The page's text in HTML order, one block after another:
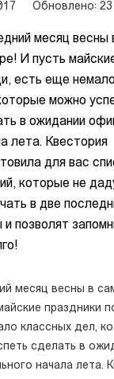
Обновлено: 23
месяц весны
И пусть
есть еще
можно
в ожидании
лета. Квестория
для вас
которые не
в две
и позволят
месяц весны в
праздники
классных дел,
сделать в
начала лета.